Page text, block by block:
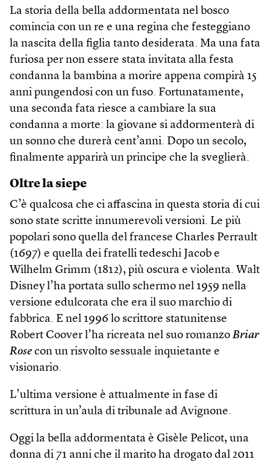
La storia della bella addormentata nel bosco
comincia con un re e una regina che festeggiano
la nascita della figlia tanto desiderata. Ma una fata
furiosa per non essere stata invitata alla festa
condanna la bambina a morire appena compirà 15
anni pungendosi con un fuso. Fortunatamente,
una seconda fata riesce a cambiare la sua
condanna a morte: la giovane si addormenterà di
un sonno che durerà cent’anni. Dopo un secolo,
finalmente apparirà un principe che la sveglierà.
Oltre la siepe
C’è qualcosa che ci affascina in questa storia di cui
sono state scritte innumerevoli versioni. Le più
popolari sono quella del francese Charles Perrault
(1697) e quella dei fratelli tedeschi Jacob e
Wilhelm Grimm (1812), più oscura e violenta. Walt
Disney l’ha portata sullo schermo nel 1959 nella
versione edulcorata che era il suo marchio di
fabbrica. E nel 1996 lo scrittore statunitense
Robert Coover l’ha ricreata nel suo romanzo Briar
Rose con un risvolto sessuale inquietante e
visionario.
L’ultima versione è attualmente in fase di
scrittura in un’aula di tribunale ad Avignone.
Oggi la bella addormentata è Gisèle Pelicot, una
donna di 71 anni che il marito ha drogato dal 2011